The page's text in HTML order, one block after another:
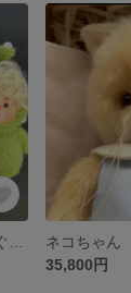
35,800円